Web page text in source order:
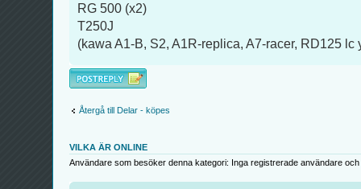
RG 500 (x2)
T250J
(kawa A1-B, S2, A1R-replica, A7-racer, RD125
Besvara
Återgå till Delar - köpes
VILKA ÄR ONLINE
Användare som besöker denna kategori: Inga registrerade användare